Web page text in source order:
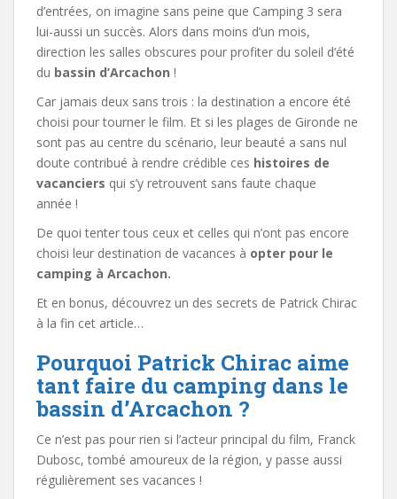
d’entrées, on imagine sans peine que Camping 3 sera
lui-aussi un succès. Alors dans moins d’un mois,
direction les salles obscures pour profiter du soleil d’été
du bassin d’Arcachon !
Car jamais deux sans trois : la destination a encore été
choisi pour tourner le film. Et si les plages de Gironde ne
sont pas au centre du scénario, leur beauté a sans nul
doute contribué à rendre crédible ces histoires de
vacanciers qui s’y retrouvent sans faute chaque
année !
De quoi tenter tous ceux et celles qui n’ont pas encore
choisi leur destination de vacances à opter pour le
camping à Arcachon.
Et en bonus, découvrez un des secrets de Patrick Chirac
à la fin cet article…
Pourquoi Patrick Chirac aime
tant faire du camping dans le
bassin d’Arcachon ?
Ce n’est pas pour rien si l’acteur principal du film, Franck
Dubosc, tombé amoureux de la région, y passe aussi
régulièrement ses vacances !